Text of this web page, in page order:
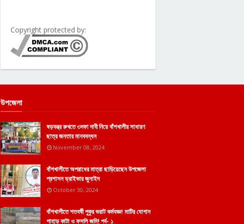
Copyright protected by:
উপজেলা
ষড়যন্ত্র রুখতে ৩দফা দাবী নিয়ে বাঁশখালীর সাধারণ
ছাত্র জনতার মানববন্ধন
November 08, 2024
বাঁশখালীতে অপরাধের মাত্রা ছাড়িয়েছেন উপজেলা
প্রশাসন ড্রাইভার জুনাইদ
October 30, 2024
বাঁশখালীতে শতবর্ষী পুকুর ভরাট কর্মযজ্ঞ! মাটির যোগান
পাহাড় কাটা ও ফসলি জমি! পর্ব- ১